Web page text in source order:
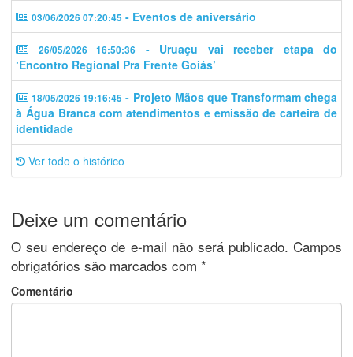
03/06/2026 07:20:45 - Eventos de aniversário
26/05/2026 16:50:36
- Uruaçu vai receber etapa do
‘Encontro Regional Pra Frente Goiás’
18/05/2026 19:16:45 - Projeto Mãos que Transformam chega
à Água Branca com atendimentos e emissão de carteira de
identidade
Ver todo o histórico
Deixe um comentário
O seu endereço de e-mail não será publicado. Campos
obrigatórios são marcados com *
Comentário